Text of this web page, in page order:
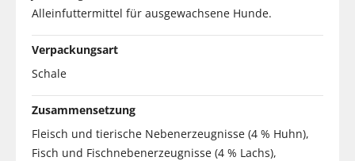
Alleinfuttermittel für ausgewachsene Hunde.
Verpackungsart
Schale
Zusammensetzung
Fleisch und tierische Nebenerzeugnisse (4 % Huhn),
Fisch und Fischnebenerzeugnisse (4 % Lachs),